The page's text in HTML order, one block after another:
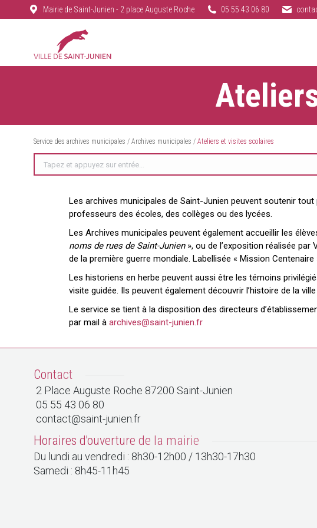
Mairie de Saint-Junien - 2 place Auguste Roche 05 55 43 06 80
Service des archives municipales / Archives municipales / Ateliers et visites scolaires
Les archives municipales de Saint-Junien peuvent soutenir
professeurs des écoles, des collèges ou des lycées.
Les Archives municipales peuvent également accueillir les
noms de rues de Saint-Junien», ou de l’exposition réalisée
de la première guerre mondiale. Labellisée « Mission
Les historiens en herbe peuvent aussi être les témoins
visite guidée. Ils peuvent également découvrir l’histoire de la
Le service se tient à la disposition des directeurs
par mail à archives@saint-junien.fr
Contact
2 Place Auguste Roche 87200 Saint-Junien
05 55 43 06 80
contact@saint-junien.fr
Horaires d'ouverture de la mairie
Du lundi au vendredi : 8h30-12h00 / 13h30-17h30
Samedi : 8h45-11h45